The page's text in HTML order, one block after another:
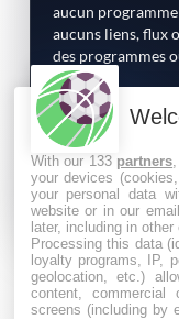
aucun
aucuns liens, flux
des programmes
illégale.
Liens
Avis
🔞 Le pari en
France) et
dépendance… En
With our 133 partners
your devices
your personal data
website or in our
later, including in other
Processing this data
loyalty programs, IP,
geolocation, etc.)
content,
screens (including by